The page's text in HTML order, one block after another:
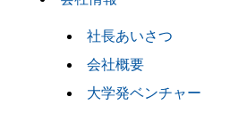
社長あいさつ
会社概要
大学発ベンチャー